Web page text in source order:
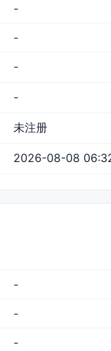
-
-
-
-
未注册
2026-08-08
-
-
-